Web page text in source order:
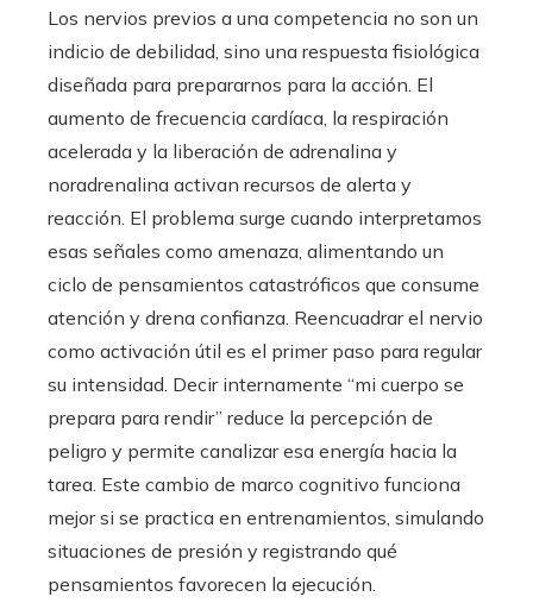
Los nervios previos a una competencia no son un
indicio de debilidad, sino una respuesta fisiológica
diseñada para prepararnos para la acción. El
aumento de frecuencia cardíaca, la respiración
acelerada y la liberación de adrenalina y
noradrenalina activan recursos de alerta y
reacción. El problema surge cuando interpretamos
esas señales como amenaza, alimentando un
ciclo de pensamientos catastróficos que consume
atención y drena confianza. Reencuadrar el nervio
como activación útil es el primer paso para regular
su intensidad. Decir internamente “mi cuerpo se
prepara para rendir” reduce la percepción de
peligro y permite canalizar esa energía hacia la
tarea. Este cambio de marco cognitivo funciona
mejor si se practica en entrenamientos, simulando
situaciones de presión y registrando qué
pensamientos favorecen la ejecución.